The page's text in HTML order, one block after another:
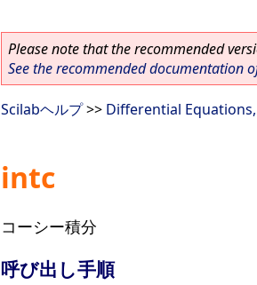
Please note that the recommended
See the recommended documentation
Scilabヘルプ>> Differential
intc
コーシー積分
呼び出し手順